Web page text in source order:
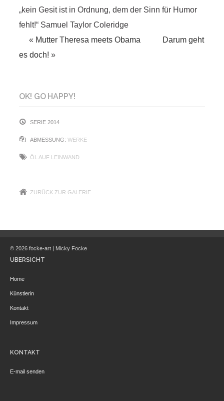
„kein Gesit ist in Ordnung, dem der Sinn für Humor
fehlt!“ Samuel Taylor Coleridge
« Mutter Theresa meets Obama
Darum geht
es doch! »
OK! GO HAPPY!
SERIE 2014
ABMESSUNG: WERKE
ÖL AUF LEINWAND
ZURÜCK ZUR GALERIE
© 2026 focke-art | Micky Focke
ÜBERSICHT
Home
Künstlerin
Kontakt
Impressum
KONTAKT
E-mail senden